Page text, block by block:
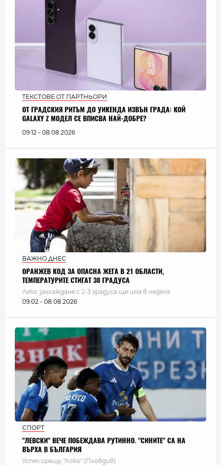
ТЕКСТОВЕ ОТ ПАРТНЬОРИ
ОТ ГРАДСКИЯ РИТЪМ ДО УИКЕНДА ИЗВЪН ГРАДА: КОЙ
GALAXY Z МОДЕЛ СЕ ВПИСВА НАЙ-ДОБРЕ?
09:12 - 08.08.2026
ВАЖНО ДНЕС
ОРАНЖЕВ КОД ЗА ОПАСНА ЖЕГА В 21 ОБЛАСТИ,
ТЕМПЕРАТУРИТЕ СТИГАТ 38 ГРАДУСА
Леко захлаждане с 2-3 градуса ще има в неделя
09:02 - 08.08.2026
СПОРТ
"ЛЕВСКИ" ВЕЧЕ ПОБЕЖДАВА РУТИННО. "СИНИТЕ" СА НА
ВЪРХА В БЪЛГАРИЯ
Успех срещу "Локо" (Пловдив)